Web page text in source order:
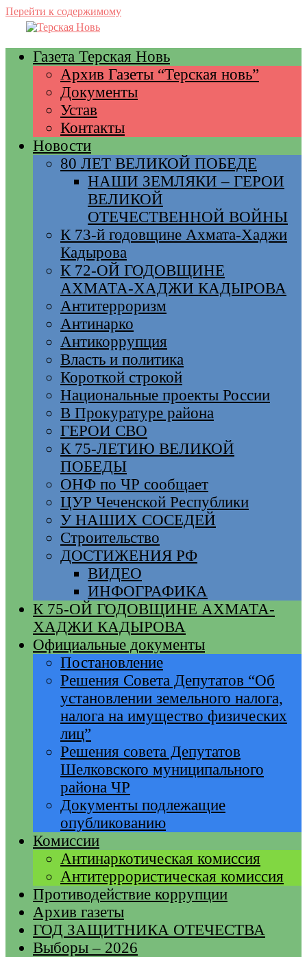
Перейти к содержимому
Газета Терская Новь
Архив Газеты “Терская новь”
Документы
Устав
Контакты
Новости
80 ЛЕТ ВЕЛИКОЙ ПОБЕДЕ
НАШИ ЗЕМЛЯКИ – ГЕРОИ
ВЕЛИКОЙ
ОТЕЧЕСТВЕННОЙ ВОЙНЫ
К 73-й годовщине Ахмата-Хаджи
Кадырова
К 72-ОЙ ГОДОВЩИНЕ
АХМАТА-ХАДЖИ КАДЫРОВА
Антитерроризм
Антинарко
Антикоррупция
Власть и политика
Короткой строкой
Национальные проекты России
В Прокуратуре района
ГЕРОИ СВО
К 75-ЛЕТИЮ ВЕЛИКОЙ
ПОБЕДЫ
ОНФ по ЧР сообщает
ЦУР Чеченской Республики
У НАШИХ СОСЕДЕЙ
Строительство
ДОСТИЖЕНИЯ РФ
ВИДЕО
ИНФОГРАФИКА
К 75-ОЙ ГОДОВЩИНЕ АХМАТА-
ХАДЖИ КАДЫРОВА
Официальные документы
Постановление
Решения Совета Депутатов “Об
установлении земельного налога,
налога на имущество физических
лиц”
Решения совета Депутатов
Шелковского муниципального
района ЧР
Документы подлежащие
опубликованию
Комиссии
Антинаркотическая комиссия
Антитеррористическая комиссия
Противодействие коррупции
Архив газеты
ГОД ЗАЩИТНИКА ОТЕЧЕСТВА
Выборы – 2026